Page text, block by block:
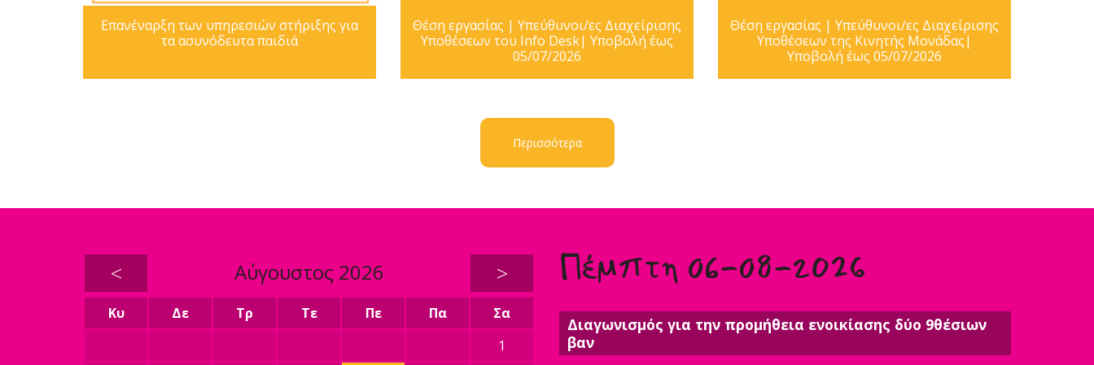
Επανέναρξη των υπηρεσιών στήριξης για
τα ασυνόδευτα παιδιά
Θέση εργασίας | Υπεύθυνοι/ες Διαχείρισης
Υποθέσεων του Info Desk| Υποβολή έως
05/07/2026
Θέση εργασίας | Υπεύθυνοι/ες Διαχείρισης
Υποθέσεων της Κινητής Μονάδας|
Υποβολή έως 05/07/2026
Περισσότερα
< Αύγουστος 2026 >
Κυ Δε Τρ Τε Πε Πα
Σα
1
Πέμπτη 06-08-2026
Διαγωνισμός για την προμήθεια ενοικίασης δύο 9θέσιων
βαν